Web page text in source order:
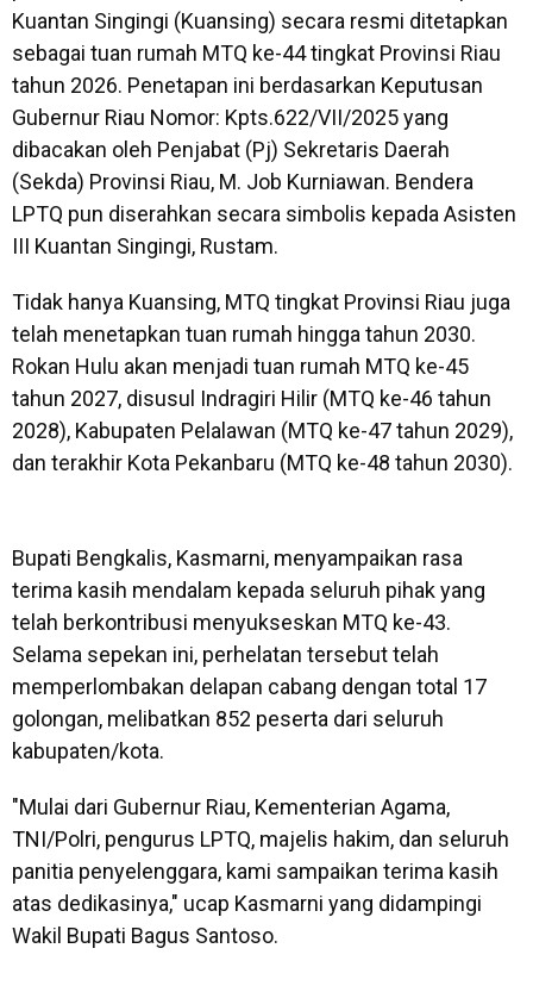
Kuantan Singingi (Kuansing) secara resmi ditetapkan
sebagai tuan rumah MTQ ke-44 tingkat Provinsi Riau
tahun 2026. Penetapan ini berdasarkan Keputusan
Gubernur Riau Nomor: Kpts.622/VII/2025 yang
dibacakan oleh Penjabat (Pj) Sekretaris Daerah
(Sekda) Provinsi Riau, M. Job Kurniawan. Bendera
LPTQ pun diserahkan secara simbolis kepada Asisten
III Kuantan Singingi, Rustam.
Tidak hanya Kuansing, MTQ tingkat Provinsi Riau juga
telah menetapkan tuan rumah hingga tahun 2030.
Rokan Hulu akan menjadi tuan rumah MTQ ke-45
tahun 2027, disusul Indragiri Hilir (MTQ ke-46 tahun
2028), Kabupaten Pelalawan (MTQ ke-47 tahun 2029),
dan terakhir Kota Pekanbaru (MTQ ke-48 tahun 2030).
Bupati Bengkalis, Kasmarni, menyampaikan rasa
terima kasih mendalam kepada seluruh pihak yang
telah berkontribusi menyukseskan MTQ ke-43.
Selama sepekan ini, perhelatan tersebut telah
memperlombakan delapan cabang dengan total 17
golongan, melibatkan 852 peserta dari seluruh
kabupaten/kota.
"Mulai dari Gubernur Riau, Kementerian Agama,
TNI/Polri, pengurus LPTQ, majelis hakim, dan seluruh
panitia penyelenggara, kami sampaikan terima kasih
atas dedikasinya," ucap Kasmarni yang didampingi
Wakil Bupati Bagus Santoso.